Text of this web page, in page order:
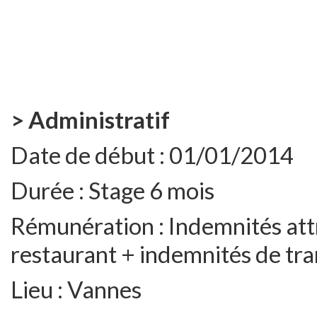
> Administratif
Date de début : 01/01/2014
Durée : Stage 6 mois
Rémunération : Indemnités
restaurant + indemnités de
Lieu : Vannes